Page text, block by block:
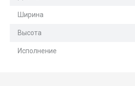
Ширина
Высота
Исполнение